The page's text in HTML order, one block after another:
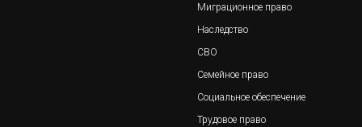
Миграционное право
Наследство
СВО
Семейное право
Социальное обеспечение
Трудовое право